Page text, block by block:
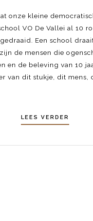
onze kleine
VO De Vallei al 10
Een school
de mensen die
en de beleving van 10
van dit stukje, dit mens,
LEES VERDER